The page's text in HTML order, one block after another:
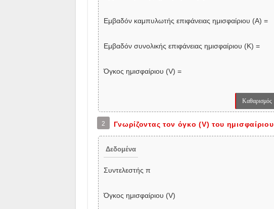
Εμβαδόν καμπυλωτής επιφάνειας ημισφαίριου (Α) =
Εμβαδόν συνολικής επιφάνειας ημισφαίριου (K) =
Όγκος ημισφαίριου (V) =
2 Γνωρίζοντας τον όγκο (V) του ημισφαίριου
Δεδομένα
Συντελεστής π
Όγκος ημισφαίριου (V)